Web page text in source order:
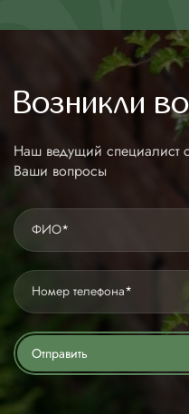
Возникли
Наш ведущий специалист с
Ваши вопросы
ФИО*
Номер телефона*
Отправить